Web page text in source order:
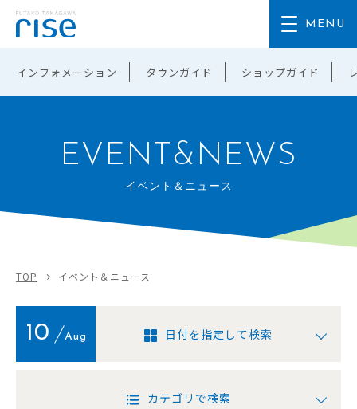
インフォメーション タウンガイド ショップガイド
EVENT&NEWS
イベント＆ニュース
TOP イベント＆ニュース
10 Aug 日付を指定して検索
カテゴリで検索